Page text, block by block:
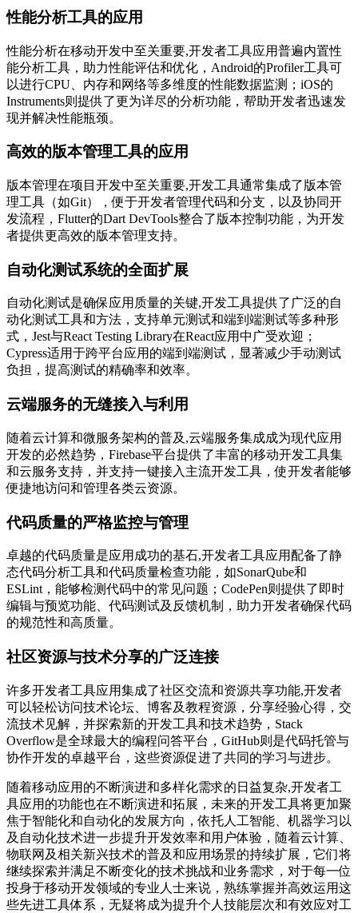
性能分析工具的应用
性能分析在移动开发中至关重要,开发者工具应用普遍内置性
能分析工具，助力性能评估和优化，Android的Profiler工具可
以进行CPU、内存和网络等多维度的性能数据监测；iOS的
Instruments则提供了更为详尽的分析功能，帮助开发者迅速发
现并解决性能瓶颈。
高效的版本管理工具的应用
版本管理在项目开发中至关重要,开发工具通常集成了版本管
理工具（如Git），便于开发者管理代码和分支，以及协同开
发流程，Flutter的Dart DevTools整合了版本控制功能，为开发
者提供更高效的版本管理支持。
自动化测试系统的全面扩展
自动化测试是确保应用质量的关键,开发工具提供了广泛的自
动化测试工具和方法，支持单元测试和端到端测试等多种形
式，Jest与React Testing Library在React应用中广受欢迎；
Cypress适用于跨平台应用的端到端测试，显著减少手动测试
负担，提高测试的精确率和效率。
云端服务的无缝接入与利用
随着云计算和微服务架构的普及,云端服务集成成为现代应用
开发的必然趋势，Firebase平台提供了丰富的移动开发工具集
和云服务支持，并支持一键接入主流开发工具，使开发者能够
便捷地访问和管理各类云资源。
代码质量的严格监控与管理
卓越的代码质量是应用成功的基石,开发者工具应用配备了静
态代码分析工具和代码质量检查功能，如SonarQube和
ESLint，能够检测代码中的常见问题；CodePen则提供了即时
编辑与预览功能、代码测试及反馈机制，助力开发者确保代码
的规范性和高质量。
社区资源与技术分享的广泛连接
许多开发者工具应用集成了社区交流和资源共享功能,开发者
可以轻松访问技术论坛、博客及教程资源，分享经验心得，交
流技术见解，并探索新的开发工具和技术趋势，Stack
Overflow是全球最大的编程问答平台，GitHub则是代码托管与
协作开发的卓越平台，这些资源促进了共同的学习与进步。
随着移动应用的不断演进和多样化需求的日益复杂,开发者工
具应用的功能也在不断演进和拓展，未来的开发工具将更加聚
焦于智能化和自动化的发展方向，依托人工智能、机器学习以
及自动化技术进一步提升开发效率和用户体验，随着云计算、
物联网及相关新兴技术的普及和应用场景的持续扩展，它们将
继续探索并满足不断变化的技术挑战和业务需求，对于每一位
投身于移动开发领域的专业人士来说，熟练掌握并高效运用这
些先进工具体系，无疑将成为提升个人技能层次和有效应对工